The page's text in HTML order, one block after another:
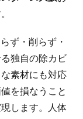
ず・削らず・
独自の除カビ
素材にも対応
を損なうこと
します。人体